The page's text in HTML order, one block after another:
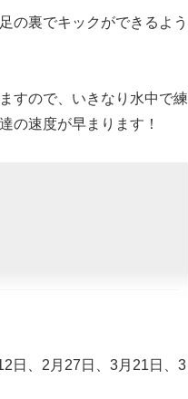
の裏でキックができるよう
すので、いきなり水中で練
の速度が早まります！
日、2月27日、3月21日、3